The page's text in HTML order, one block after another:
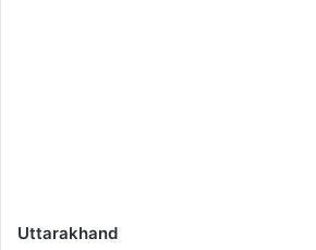
Uttarakhand